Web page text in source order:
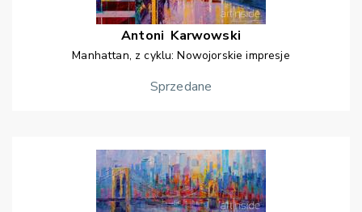
Antoni Karwowski
Manhattan, z cyklu: Nowojorskie impresje
Sprzedane